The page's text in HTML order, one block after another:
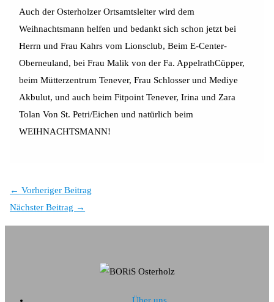
Auch der Osterholzer Ortsamtsleiter wird dem
Weihnachtsmann helfen und bedankt sich schon jetzt bei
Herrn und Frau Kahrs vom Lionsclub, Beim E-Center-
Oberneuland, bei Frau Malik von der Fa. AppelrathCüpper,
beim Mütterzentrum Tenever, Frau Schlosser und Mediye
Akbulut, und auch beim Fitpoint Tenever, Irina und Zara
Tolan Von St. Petri/Eichen und natürlich beim
WEIHNACHTSMANN!
← Vorheriger Beitrag
Nächster Beitrag →
Über uns